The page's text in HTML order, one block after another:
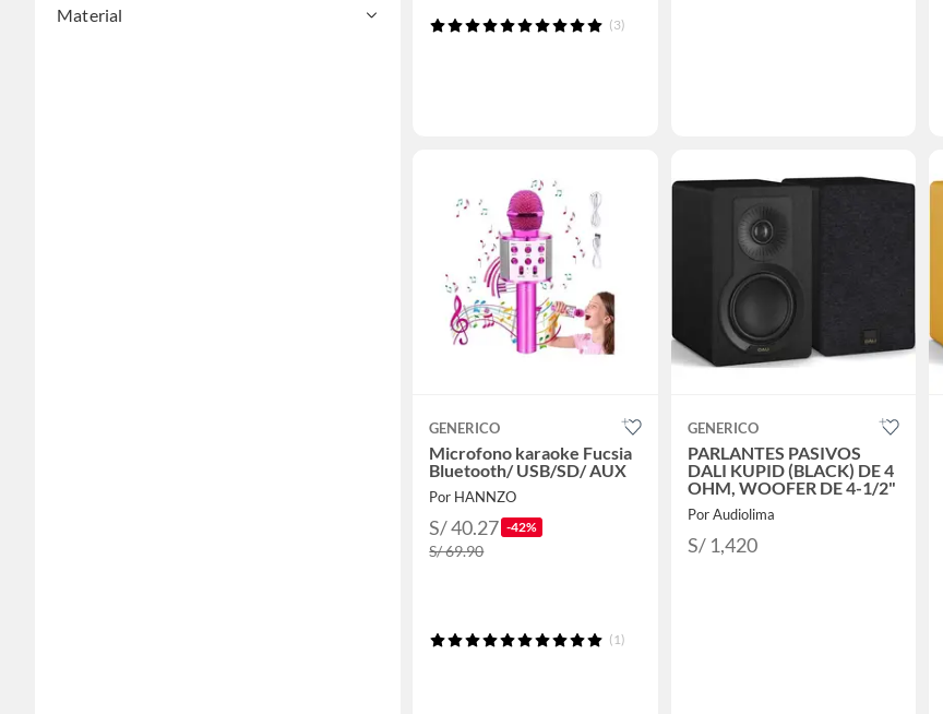
Material
(3)
GENERICO
Microfono karaoke Fucsia
Bluetooth/ USB/SD/ AUX
Por HANNZO
S/ 40.27 -42%
S/ 69.90
(1)
GENERICO
PARLANTES PASIVOS
DALI KUPID (BLACK) DE 4
OHM, WOOFER DE 4-1/2"
Por Audiolima
S/ 1,420